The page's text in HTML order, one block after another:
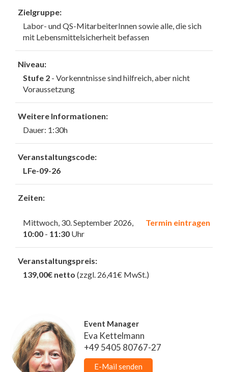
Zielgruppe:
Labor- und QS-MitarbeiterInnen sowie alle, die sich
mit Lebensmittelsicherheit befassen
Niveau:
Stufe 2 - Vorkenntnisse sind hilfreich, aber nicht
Voraussetzung
Weitere Informationen:
Dauer: 1:30h
Veranstaltungscode:
LFe-09-26
Zeiten:
Termin eintragen
Mittwoch, 30. September 2026,
10:00 - 11:30 Uhr
Veranstaltungspreis:
139,00€ netto (zzgl. 26,41€ MwSt.)
Event Manager
Eva Kettelmann
+49 5405 80767-27
E-Mail senden